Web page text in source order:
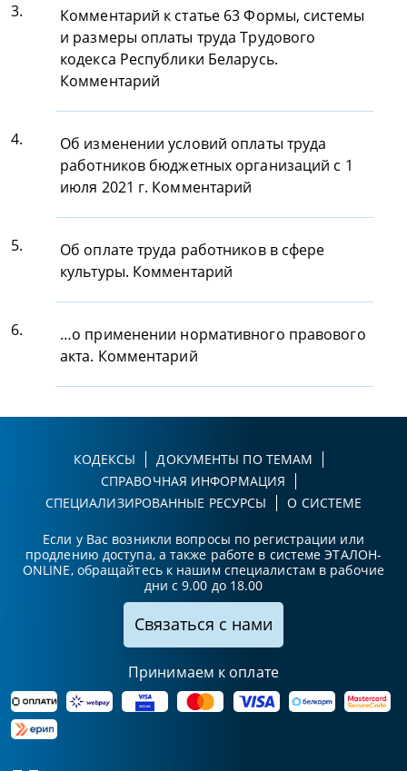
3.
Комментарий к статье 63 Формы, системы
и размеры оплаты труда Трудового
кодекса Республики Беларусь.
Комментарий
4.
Об изменении условий оплаты труда
работников бюджетных организаций с 1
июля 2021 г. Комментарий
5.
Об оплате труда работников в сфере
культуры. Комментарий
6.
…о применении нормативного правового
акта. Комментарий
КОДЕКСЫ
ДОКУМЕНТЫ ПО ТЕМАМ
СПРАВОЧНАЯ ИНФОРМАЦИЯ
СПЕЦИАЛИЗИРОВАННЫЕ РЕСУРСЫ
О СИСТЕМЕ
Если у Вас возникли вопросы по регистрации или
продлению доступа, а также работе в системе ЭТАЛОН-
ONLINE, обращайтесь к нашим специалистам в рабочие
дни с 9.00 до 18.00
Связаться с нами
Принимаем к оплате